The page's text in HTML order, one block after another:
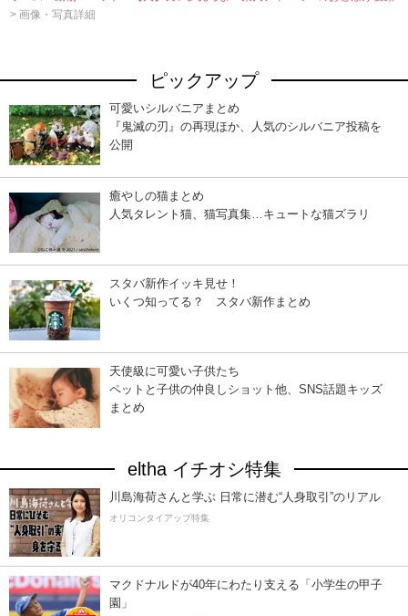
> 画像・写真詳細
ピックアップ
可愛いシルバニアまとめ
『鬼滅の刃』の再現ほか、人気のシルバニア投稿を
公開
癒やしの猫まとめ
人気タレント猫、猫写真集…キュートな猫ズラリ
スタバ新作イッキ見せ！
いくつ知ってる？ スタバ新作まとめ
天使級に可愛い子供たち
ペットと子供の仲良しショット他、SNS話題キッズ
まとめ
eltha イチオシ特集
川島海荷さんと学ぶ 日常に潜む“人身取引”のリアル
オリコンタイアップ特集
マクドナルドが40年にわたり支える「小学生の甲子
園」